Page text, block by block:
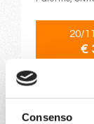
Consenso
20/
€